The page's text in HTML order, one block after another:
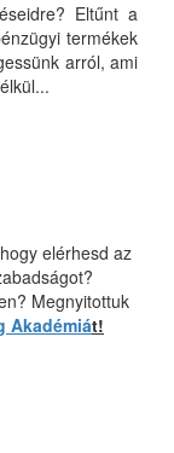
Eltűnt a
termékek
arról, ami
elérhesd az
Megnyitottuk
Akadémiát!